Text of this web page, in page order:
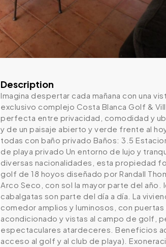
Description
Imagina despertar cada mañana con una
exclusivo complejo Costa Blanca Golf &
perfecta entre privacidad, comodidad y
y de un paisaje abierto y verde frente al
todas con baño privado Baños: 3.5
de playa privado Un entorno de lujo y
diversas nacionalidades, esta propiedad
golf de 18 hoyos diseñado por Randall
Arco Seco, con sol la mayor parte del
cabalgatas son parte del día a día. La
comedor amplios y luminosos, con
acondicionado y vistas al campo de golf,
espectaculares atardeceres. Beneficios
acceso al golf y al club de playa).